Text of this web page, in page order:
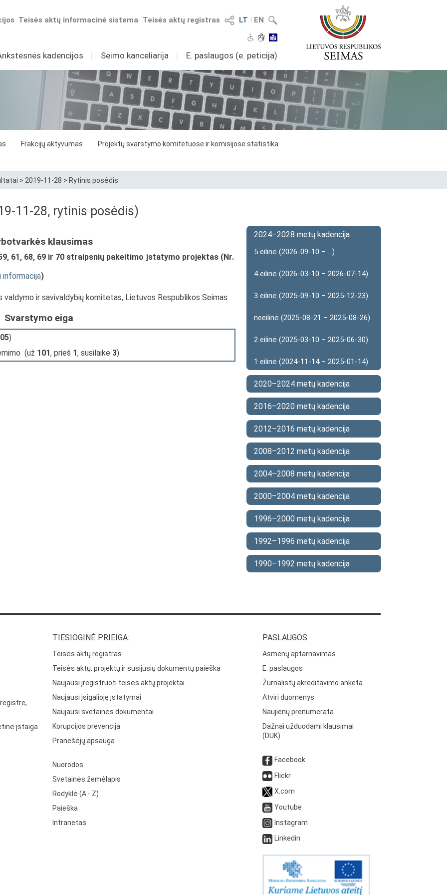
LT I EN
Teisės aktų registras
Teisės aktų informacinė sistema
kadencijos I Seimo kanceliarija I E. paslaugos (e. peticija)
Frakcijų aktyvumas
Projektų svarstymo komitetuose ir komisijose statistika
> 2019-11-28 > Rytinis posėdis
11-28, rytinis posėdis)
klausimas
61, 68, 69 ir 70 straipsnių pakeitimo įstatymo projektas (Nr.
informacija)
valdymo ir savivaldybių komitetas, Lietuvos Respublikos Seimas
Svarstymo eiga
)
(už 101, prieš 1, susilaikė 3)
2024–2028 metų kadencija
5 eilinė (2026-09-10 – ...)
4 eilinė (2026-03-10 – 2026-07-14)
3 eilinė (2025-09-10 – 2025-12-23)
neeilinė (2025-08-21 – 2025-08-26)
2 eilinė (2025-03-10 – 2025-06-30)
1 eilinė (2024-11-14 – 2025-01-14)
2020–2024 metų kadencija
2016–2020 metų kadencija
2012–2016 metų kadencija
2008–2012 metų kadencija
2004–2008 metų kadencija
2000–2004 metų kadencija
1996–2000 metų kadencija
1992–1996 metų kadencija
1990–1992 metų kadencija
įstaiga
TIESIOGINĖ PRIEIGA:
Teisės aktų registras
Teisės aktų, projektų ir susijusių dokumentų paieška
Naujausi įregistruoti teisės aktų projektai
Naujausi įsigalioję įstatymai
Naujausi svetainės dokumentai
Korupcijos prevencija
Pranešėjų apsauga
Nuorodos
Svetainės žemėlapis
Rodyklė (A - Z)
Paieška
Intranetas
PASLAUGOS:
Asmenų aptarnavimas
E. paslaugos
Žurnalistų akreditavimo anketa
Atviri duomenys
Naujienų prenumerata
Dažnai užduodami klausimai
(DUK)
Facebook
Flickr
X.com
Youtube
Instagram
Linkedin